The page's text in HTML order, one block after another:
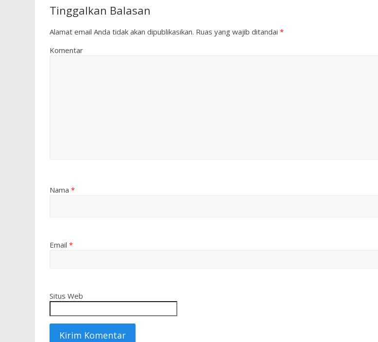
Tinggalkan Balasan
Alamat email Anda tidak akan dipublikasikan. Ruas yang wajib ditandai *
Komentar
Nama *
Email *
Situs Web